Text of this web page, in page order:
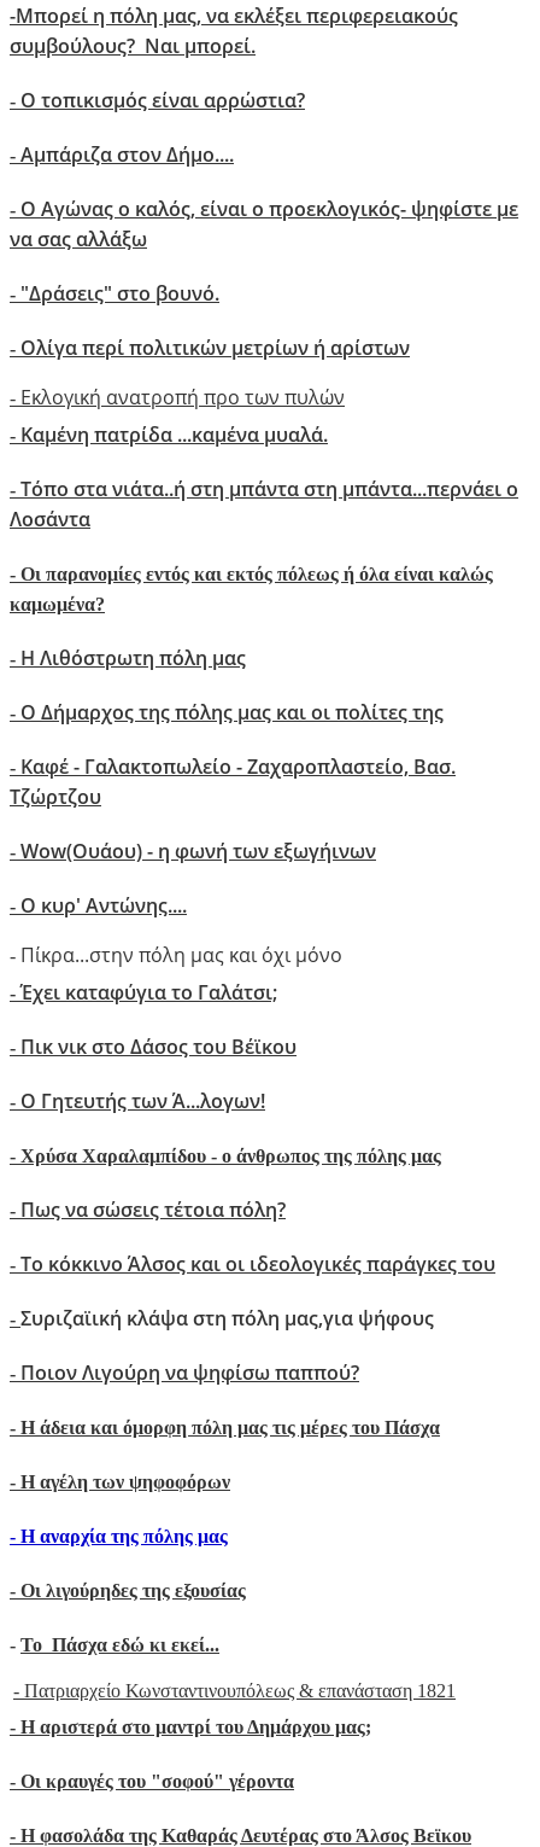
-Μπορεί η πόλη μας, να εκλέξει περιφερειακούς
συμβούλους? Ναι μπορεί.
- Ο τοπικισμός είναι αρρώστια?
- Αμπάριζα στον Δήμο....
- Ο Αγώνας ο καλός, είναι ο προεκλογικός- ψηφίστε με
να σας αλλάξω
- "Δράσεις" στο βουνό.
- Ολίγα περί πολιτικών μετρίων ή αρίστων
- Εκλογική ανατροπή προ των πυλών
- Καμένη πατρίδα ...καμένα μυαλά.
- Τόπο στα νιάτα..ή στη μπάντα στη μπάντα...περνάει ο
Λοσάντα
- Οι παρανομίες εντός και εκτός πόλεως ή όλα είναι καλώς
καμωμένα?
- Η Λιθόστρωτη πόλη μας
- O Δήμαρχος της πόλης μας και οι πολίτες της
- Καφέ - Γαλακτοπωλείο - Ζαχαροπλαστείο, Βασ.
Τζώρτζου
- Wow(Oυάου) - η φωνή των εξωγήινων
- Ο κυρ' Αντώνης....
- Πίκρα...στην πόλη μας και όχι μόνο
- Έχει καταφύγια το Γαλάτσι;
- Πικ νικ στο Δάσος του Βέϊκου
- Ο Γητευτής των Ά...λογων!
- Xρύσα Χαραλαμπίδου - ο άνθρωπος της πόλης μας
- Πως να σώσεις τέτοια πόλη?
- Το κόκκινο Άλσος και οι ιδεολογικές παράγκες του
- Συριζαϊική κλάψα στη πόλη μας,για ψήφους
- Ποιον Λιγούρη να ψηφίσω παππού?
- Η άδεια και όμορφη πόλη μας τις μέρες του Πάσχα
- Η αγέλη των ψηφοφόρων
- H αναρχία της πόλης μας
- Oι λιγούρηδες της εξουσίας
- Το Πάσχα εδώ κι εκεί...
- Πατριαρχείο Κωνσταντινουπόλεως & επανάσταση 1821
- Η αριστερά στο μαντρί του Δημάρχου μας;
- Οι κραυγές του "σοφού" γέροντα
- Η φασολάδα της Καθαράς Δευτέρας στο Άλσος Βεϊκου